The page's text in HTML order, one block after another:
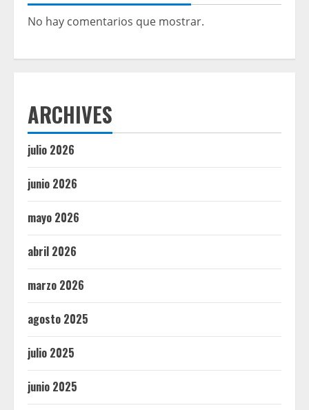
No hay comentarios que mostrar.
ARCHIVES
julio 2026
junio 2026
mayo 2026
abril 2026
marzo 2026
agosto 2025
julio 2025
junio 2025